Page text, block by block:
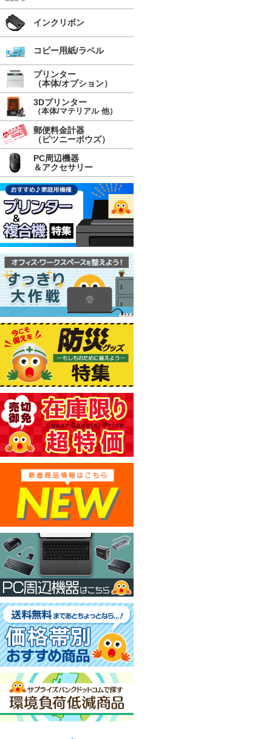
インクリボン
コピー用紙/ラベル
プリンター
（本体/オプション）
3Dプリンター
（本体/マテリアル 他）
郵便料金計器
（ピツニーボウズ）
PC周辺機器
＆アクセサリー